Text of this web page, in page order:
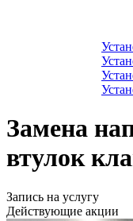
Замена
втулок
Запись на услугу
Действующие акции